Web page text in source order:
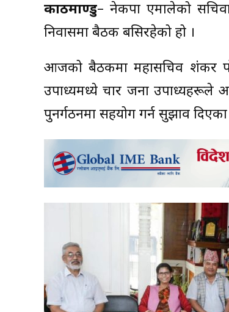
काठमाण्डु– नेकपा एमालेको
निवासमा बैठक बसिरहेको हो ।
आजको बैठकमा महासचिव शंकर
उपाध्यक्षमध्ये चार जना उपाध्यक्षहरूले
पुनर्गठनमा सहयोग गर्न सुझाव